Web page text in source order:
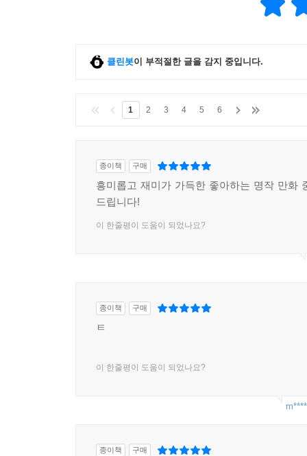
클린봇이 부적절한 글을 감지 중입니다.
1 2 3 4 5 6
종이책 구매
흥미롭고 재미가 가득한 좋아하는 명작 만화
드립니다!
이 한줄평이 도움이 되었나요?
종이책 구매
ㅌ
이 한줄평이 도움이 되었나요?
종이책 구매